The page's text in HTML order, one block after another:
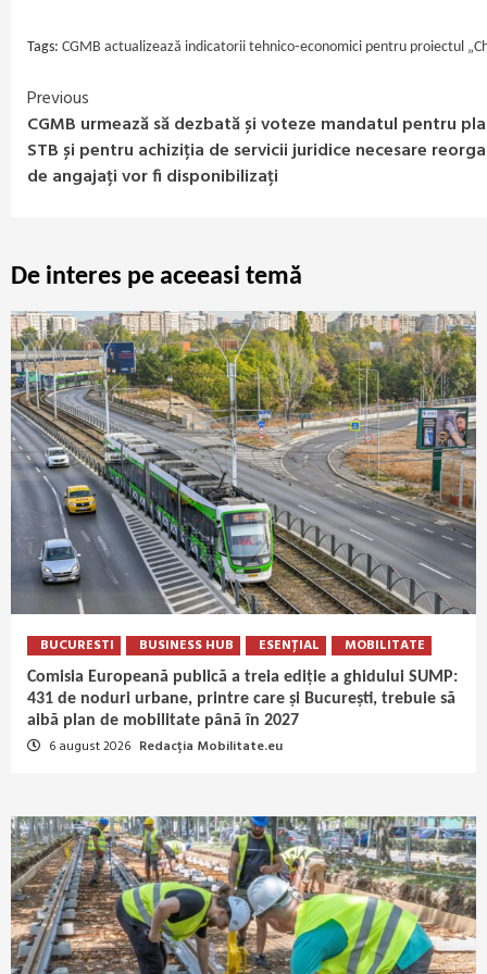
Tags: CGMB actualizează indicatorii tehnico‑economici pentru proiectul
Continue
Reading
Previous
CGMB urmează să dezbată și voteze mandatul pentru
STB și pentru achiziția de servicii juridice necesare
de angajați vor fi disponibilizați
De interes pe aceeasi temă
BUCURESTI BUSINESS HUB ESENȚIAL MOBILITATE
Comisia Europeană publică a treia ediție a ghidului SUMP:
431 de noduri urbane, printre care și București, trebuie să
aibă plan de mobilitate până în 2027
6 august 2026 Redacția Mobilitate.eu